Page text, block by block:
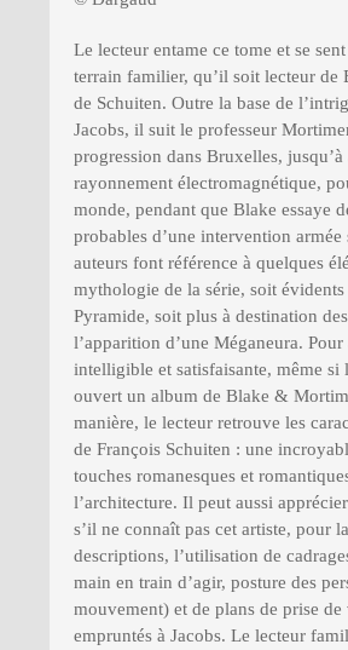
Le lecteur entame ce tome et se
terrain familier, qu’il soit lecteur
de Schuiten. Outre la base de
Jacobs, il suit le professeur
progression dans Bruxelles,
rayonnement électromagnétique,
monde, pendant que Blake essaye
probables d’une intervention armée
auteurs font référence à quelques
mythologie de la série, soit
Pyramide, soit plus à destination
l’apparition d’une Méganeura.
intelligible et satisfaisante, même si
ouvert un album de Blake &
manière, le lecteur retrouve les
de François Schuiten : une
touches romanesques et
l’architecture. Il peut aussi
s’il ne connaît pas cet artiste, pour
descriptions, l’utilisation de
main en train d’agir, posture des
mouvement) et de plans de prise
empruntés à Jacobs. Le lecteur